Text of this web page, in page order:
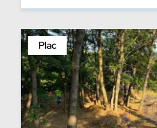
Plac